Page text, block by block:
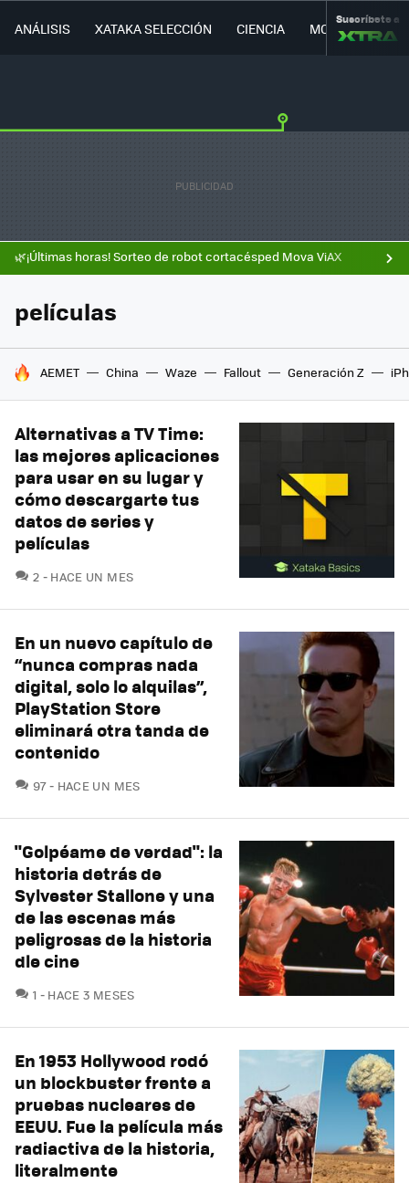
ANÁLISIS XATAKA SELECCIÓN CIENCIA MOVILIDAD
Suscríbete a
🌿¡Últimas horas! Sorteo de robot cortacésped Mova ViAX
películas
HOY SE HABLA DE
AEMET China Waze Fallout Generación Z
Alternativas a TV Time:
las mejores aplicaciones
para usar en su lugar y
cómo descargarte tus
datos de series y
películas
2 COMENTARIOS
HACE UN MES
En un nuevo capítulo de
“nunca compras nada
digital, solo lo alquilas”,
PlayStation Store
eliminará otra tanda de
contenido
97COMENTARIOS
HACE UN MES
"Golpéame de verdad": la
historia detrás de
Sylvester Stallone y una
de las escenas más
peligrosas de la historia
dle cine
1 COMENTARIOS
HACE 3 MESES
En 1953 Hollywood rodó
un blockbuster frente a
pruebas nucleares de
EEUU. Fue la película más
radiactiva de la historia,
literalmente